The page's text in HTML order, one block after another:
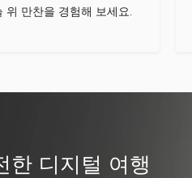
위 만찬을 경험해 보세요.
한 디지털 여행